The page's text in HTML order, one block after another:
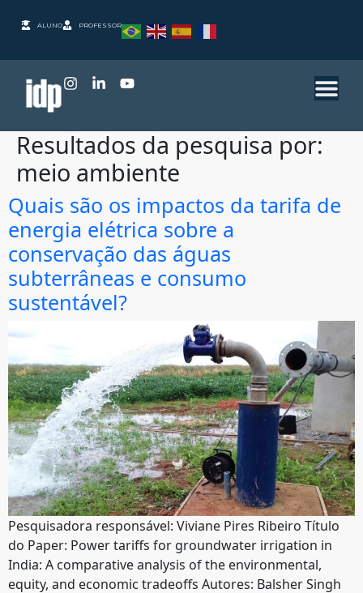
ALUNO PROFESSOR
Resultados da pesquisa por:
meio ambiente
Quais são os impactos da tarifa de
energia elétrica sobre a
conservação das águas
subterrâneas e consumo
sustentável?
Pesquisadora responsável: Viviane Pires Ribeiro Título
do Paper: Power tariffs for groundwater irrigation in
India: A comparative analysis of the environmental,
equity, and economic tradeoffs Autores: Balsher Singh